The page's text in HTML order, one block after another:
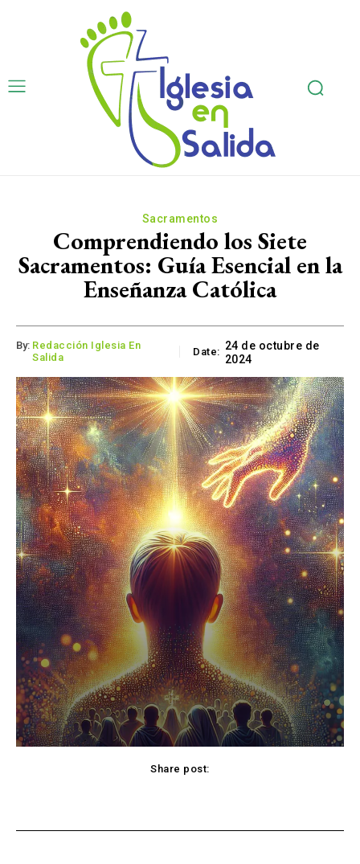
Sacramentos
Comprendiendo los Siete
Sacramentos: Guía Esencial en la
Enseñanza Católica
By: Redacción Iglesia En
Salida
Date: 24 de octubre de
2024
Share post: